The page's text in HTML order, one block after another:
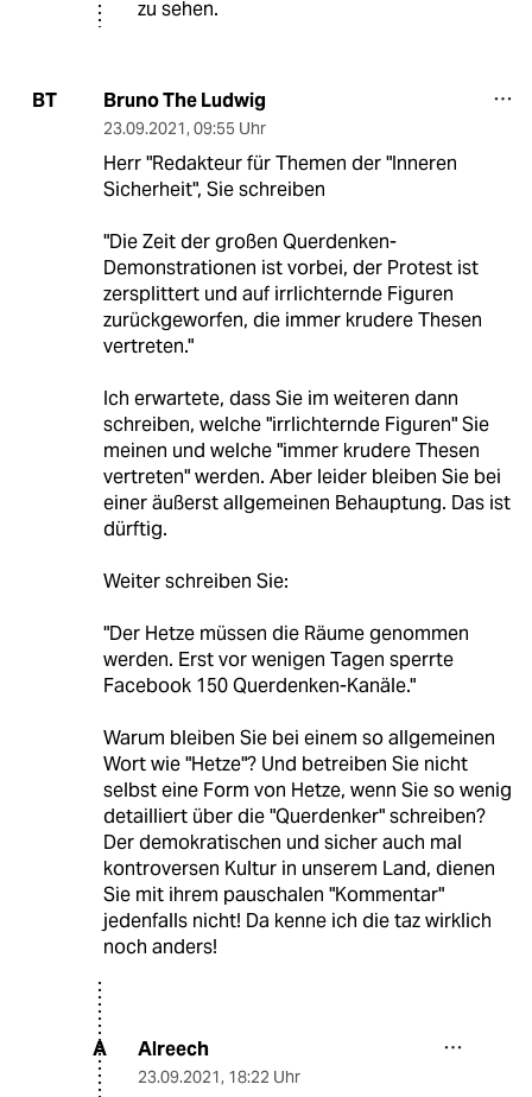
zu sehen.
BT Bruno The Ludwig
23.09.2021, 09:55 Uhr
Herr "Redakteur für Themen der "Inneren
Sicherheit", Sie schreiben
"Die Zeit der großen Querdenken-
Demonstrationen ist vorbei, der Protest ist
zersplittert und auf irrlichternde Figuren
zurückgeworfen, die immer krudere Thesen
vertreten."
Ich erwartete, dass Sie im weiteren dann
schreiben, welche "irrlichternde Figuren" Sie
meinen und welche "immer krudere Thesen
vertreten" werden. Aber leider bleiben Sie bei
einer äußerst allgemeinen Behauptung. Das ist
dürftig.
Weiter schreiben Sie:
"Der Hetze müssen die Räume genommen
werden. Erst vor wenigen Tagen sperrte
Facebook 150 Querdenken-Kanäle."
Warum bleiben Sie bei einem so allgemeinen
Wort wie "Hetze"? Und betreiben Sie nicht
selbst eine Form von Hetze, wenn Sie so wenig
detailliert über die "Querdenker" schreiben?
Der demokratischen und sicher auch mal
kontroversen Kultur in unserem Land, dienen
Sie mit ihrem pauschalen "Kommentar"
jedenfalls nicht! Da kenne ich die taz wirklich
noch anders!
A Alreech
23.09.2021, 18:22 Uhr